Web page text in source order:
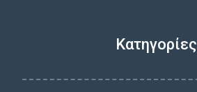
Κατηγορίες